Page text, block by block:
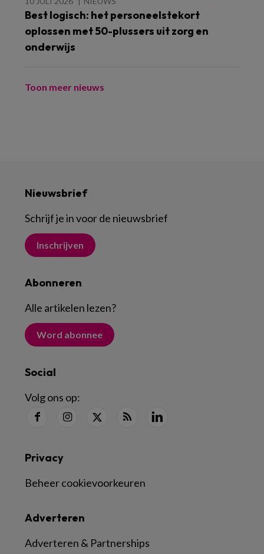
Best logisch: het personeelstekort
oplossen met 50-plussers uit zorg en
onderwijs
Toon meer nieuws
Nieuwsbrief
Schrijf je in voor de nieuwsbrief
Inschrijven
Abonneren
Alle artikelen lezen?
Word abonnee
Social
Volg ons op:
Adverteren
Adverteren & Partnerships
Privacy
Beheer cookievoorkeuren